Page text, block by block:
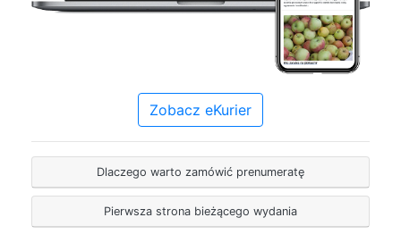
Zobacz eKurier
Dlaczego warto zamówić prenumeratę
Pierwsza strona bieżącego wydania